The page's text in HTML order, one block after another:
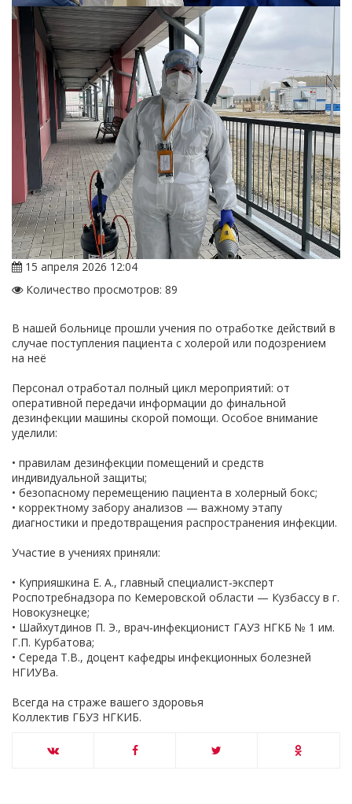
15 апреля 2026 12:04
Количество просмотров: 89
В нашей больнице прошли учения по отработке действий в
случае поступления пациента с холерой или подозрением
на неё
Персонал отработал полный цикл мероприятий: от
оперативной передачи информации до финальной
дезинфекции машины скорой помощи. Особое внимание
уделили:
• правилам дезинфекции помещений и средств
индивидуальной защиты;
• безопасному перемещению пациента в холерный бокс;
• корректному забору анализов — важному этапу
диагностики и предотвращения распространения инфекции.
Участие в учениях приняли:
• Куприяшкина Е. А., главный специалист‑эксперт
Роспотребнадзора по Кемеровской области — Кузбассу в г.
Новокузнецке;
• Шайхутдинов П. Э., врач‑инфекционист ГАУЗ НГКБ № 1 им.
Г.П. Курбатова;
• Середа Т.В., доцент кафедры инфекционных болезней
НГИУВа.
Всегда на страже вашего здоровья
Коллектив ГБУЗ НГКИБ.